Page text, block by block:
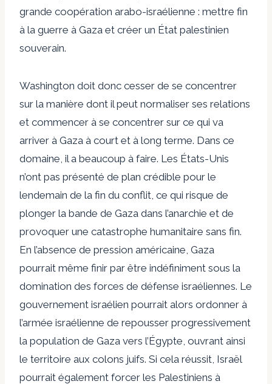
grande coopération arabo-israélienne : mettre fin
à la guerre à Gaza et créer un État palestinien
souverain.
Washington doit donc cesser de se concentrer
sur la manière dont il peut normaliser ses relations
et commencer à se concentrer sur ce qui va
arriver à Gaza à court et à long terme. Dans ce
domaine, il a beaucoup à faire. Les États-Unis
n’ont pas présenté de plan crédible pour le
lendemain de la fin du conflit, ce qui risque de
plonger la bande de Gaza dans l’anarchie et de
provoquer une catastrophe humanitaire sans fin.
En l’absence de pression américaine, Gaza
pourrait même finir par être indéfiniment sous la
domination des forces de défense israéliennes. Le
gouvernement israélien pourrait alors ordonner à
l’armée israélienne de repousser progressivement
la population de Gaza vers l’Égypte, ouvrant ainsi
le territoire aux colons juifs. Si cela réussit, Israël
pourrait également forcer les Palestiniens à